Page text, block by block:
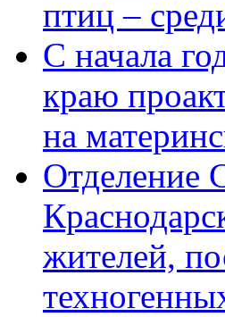
птиц –
С начала
краю
на
Отделение
жителей,